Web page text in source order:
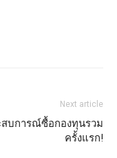
Next article
บการณ์ซื้อกองทุนรวม
ครั้งแรก!